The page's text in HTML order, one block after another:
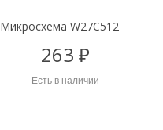
Микросхема W27C512
263 ₽
Есть в наличии